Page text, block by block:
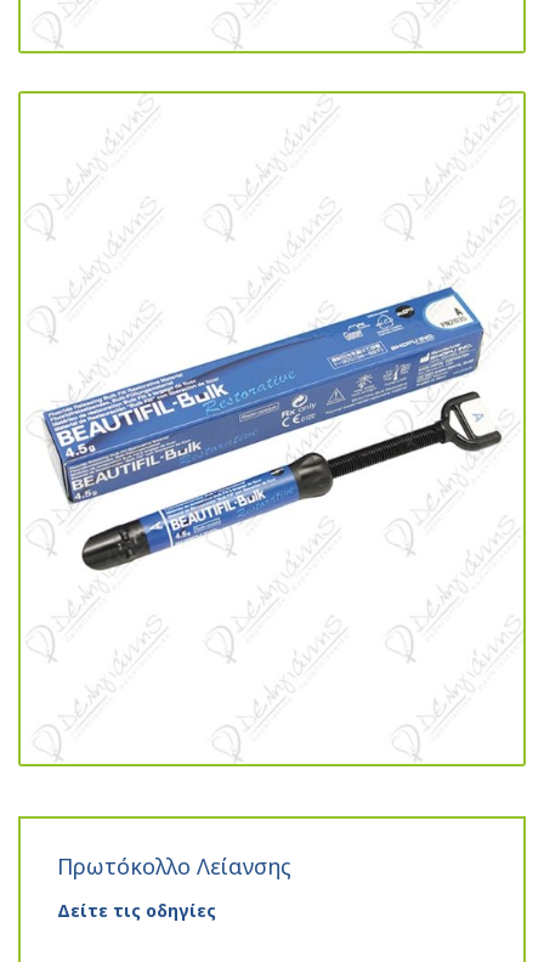
Πρωτόκολλο Λείανσης
Δείτε τις οδηγίες